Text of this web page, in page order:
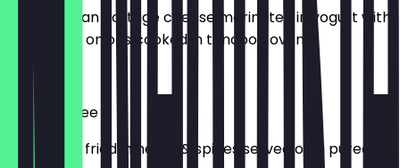
Cubed Indian cottage cheese marinated in yogurt with
peppers & onions cooked in tandoori oven.
£ 4,50
Chana Puree
Chickpeas fried in herbs & spices served on a puree.